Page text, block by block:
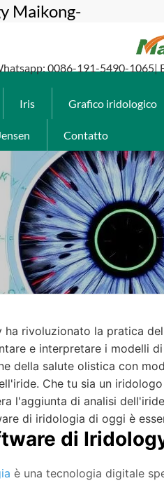
Maikong-
0086-191-5490-1065|
Iris Grafico iridologico
Contatto
ha rivoluzionato la pratica
e interpretare i modelli
della salute olistica con
Che tu sia un
l'aggiunta di analisi
di iridologia di oggi è
di
è una tecnologia digitale